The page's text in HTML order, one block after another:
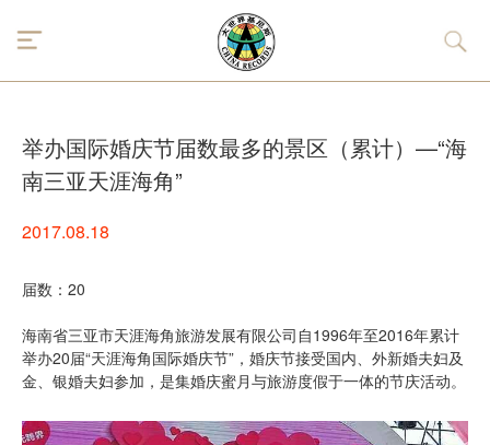
举办国际婚庆节届数最多的景区（累计）—“海
南三亚天涯海角”
2017.08.18
届数：20
海南省三亚市天涯海角旅游发展有限公司自1996年至2016年累计
举办20届“天涯海角国际婚庆节”，婚庆节接受国内、外新婚夫妇及
金、银婚夫妇参加，是集婚庆蜜月与旅游度假于一体的节庆活动。